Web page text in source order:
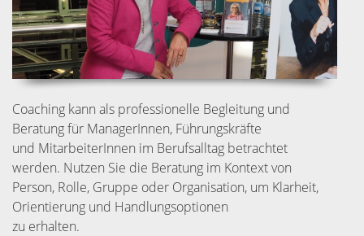
Coaching kann als professionelle Begleitung und
Beratung für ManagerInnen, Führungskräfte
und MitarbeiterInnen im Berufsalltag betrachtet
werden. Nutzen Sie die Beratung im Kontext von
Person, Rolle, Gruppe oder Organisation, um Klarheit,
Orientierung und Handlungsoptionen
zu erhalten.